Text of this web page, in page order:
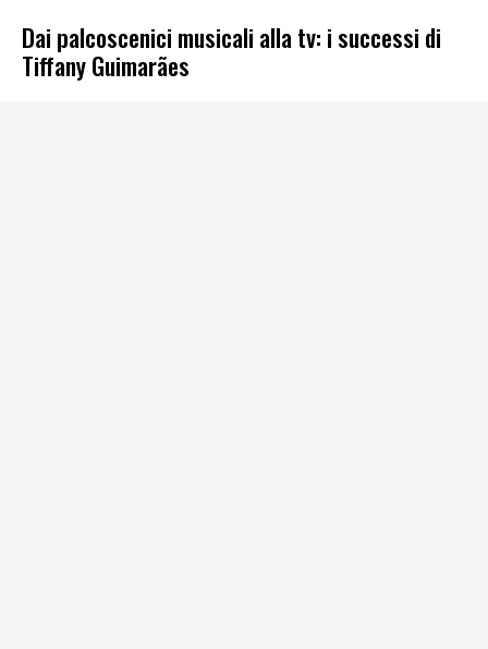
Dai palcoscenici musicali alla tv: i successi di
Tiffany Guimarães